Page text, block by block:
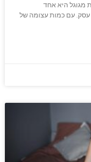
מגוגל היא אחד
עסק. עם כמות עצומה של